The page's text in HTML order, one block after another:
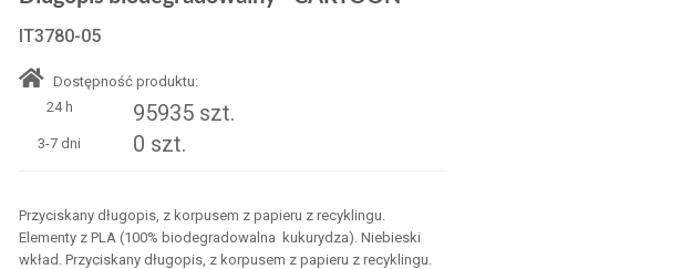
IT3780-05
Dostępność produktu:
24 h
95935 szt.
3-7 dni 0 szt.
Przyciskany długopis, z korpusem z papieru z recyklingu.
Elementy z PLA (100% biodegradowalna kukurydza). Niebieski
wkład. Przyciskany długopis, z korpusem z papieru z recyklingu.